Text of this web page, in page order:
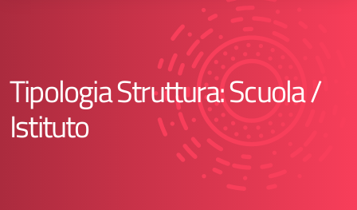
Tipologia Struttura:Scuola /
Istituto